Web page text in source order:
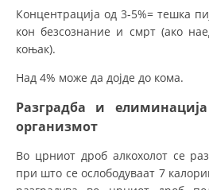
Концентрација од 3-5%= тешка
кон безсознание и смрт (ако
коњак).
Над 4% може да дојде до кома.
Разградба и
организмот
Во црниот дроб алкохолот се
при што се ослободуваат 7